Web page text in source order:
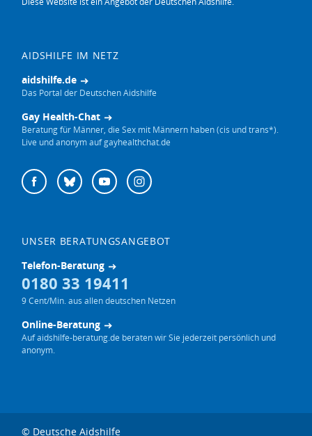
AIDSHILFE IM NETZ
aidshilfe.de
Das Portal der Deutschen Aidshilfe
Gay Health-Chat
Beratung für Männer, die Sex mit Männern haben (cis und trans*).
Live und anonym auf gayhealthchat.de
Deutsche
Aidshilfe
FacebookBlueskyYouTubeInstagram
UNSER BERATUNGSANGEBOT
Telefon-Beratung
0180 33 19411
9 Cent/Min. aus allen deutschen Netzen
Online-Beratung
Auf aidshilfe-beratung.de beraten wir Sie jederzeit persönlich und
anonym.
© Deutsche Aidshilfe